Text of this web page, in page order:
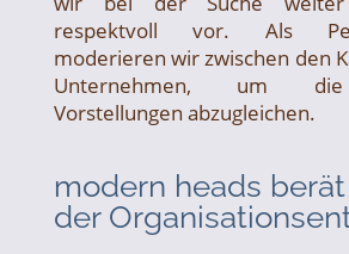
respektvoll vor. Als
moderieren wir zwischen den
Unternehmen, um
Vorstellungen abzugleichen.
modern heads
der